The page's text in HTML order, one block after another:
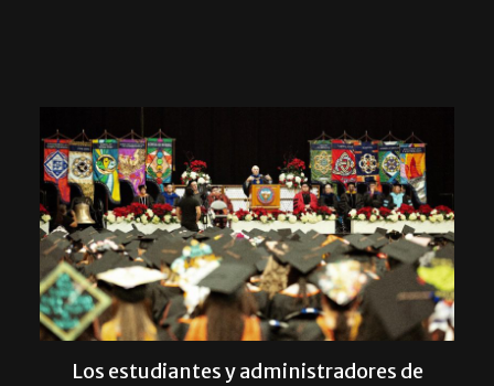
Los estudiantes y administradores de